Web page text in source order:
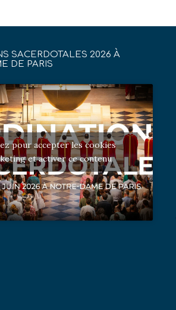
SACERDOTALES 2026 À
DE PARIS
pour accepter les cookies
et activer ce contenu